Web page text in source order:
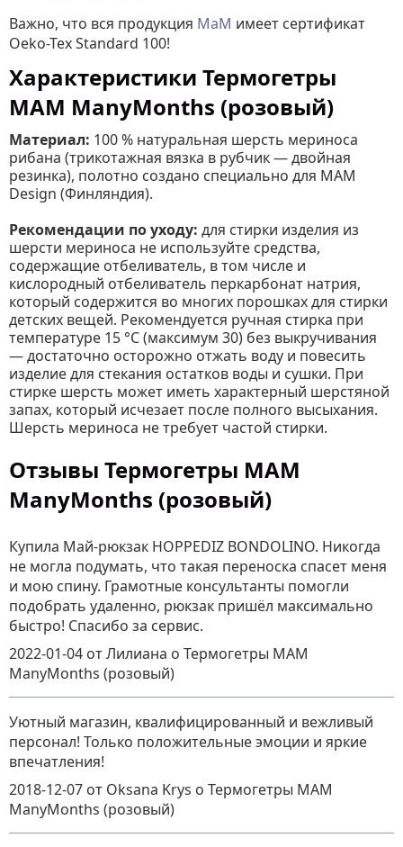
Важно, что вся продукция МаМ имеет сертификат
Oeko-Tex Standard 100!
Характеристики Термогетры
MAM ManyMonths (розовый)
Материал: 100 % натуральная шерсть мериноса
рибана (трикотажная вязка в рубчик — двойная
резинка), полотно создано специально для MAM
Design (Финляндия).
Рекомендации по уходу: для стирки изделия из
шерсти мериноса не используйте средства,
содержащие отбеливатель, в том числе и
кислородный отбеливатель перкарбонат натрия,
который содержится во многих порошках для стирки
детских вещей. Рекомендуется ручная стирка при
температуре 15 °C (максимум 30) без выкручивания
— достаточно осторожно отжать воду и повесить
изделие для стекания остатков воды и сушки. При
стирке шерсть может иметь характерный шерстяной
запах, который исчезает после полного высыхания.
Шерсть мериноса не требует частой стирки.
Отзывы Термогетры MAM
ManyMonths (розовый)
Купила Май-рюкзак HOPPEDIZ BONDOLINO. Никогда
не могла подумать, что такая переноска спасет меня
и мою спину. Грамотные консультанты помогли
подобрать удаленно, рюкзак пришёл максимально
быстро! Спасибо за сервис.
2022-01-04 от Лилиана о Термогетры MAM
ManyMonths (розовый)
Уютный магазин, квалифицированный и вежливый
персонал! Только положительные эмоции и яркие
впечатления!
2018-12-07 от Oksana Krys о Термогетры MAM
ManyMonths (розовый)